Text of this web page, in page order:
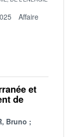
Affaire
et
de
Bruno